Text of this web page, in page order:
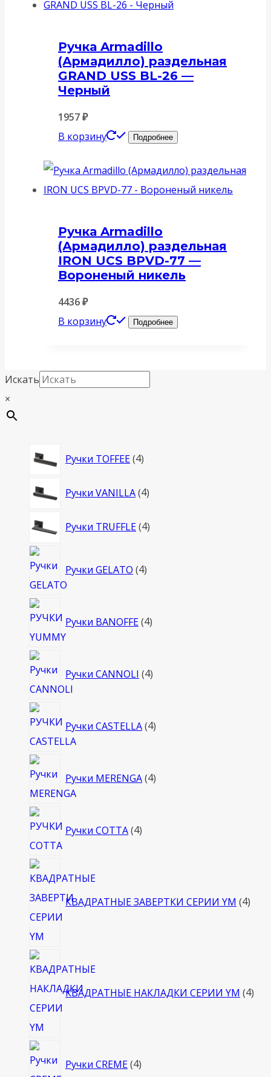
Ручка Armadillo
(Армадилло) раздельная
GRAND USS BL-26 —
Черный
1957₽
В корзину
Подробнее
Ручка Armadillo
(Армадилло) раздельная
IRON UCS BPVD-77 —
Вороненый никель
4436₽
В корзину
Подробнее
Искать
×
Ручки TOFFEE 44
Ручки VANILLA 44
Ручки TRUFFLE 44
Ручки GELATO 4товара
Ручки BANOFFE 4товара
Ручки CANNOLI 4товара
Ручки CASTELLA 4товара
Ручки MERENGA 4товара
Ручки COTTA 4товара
КВАДРАТНЫЕ ЗАВЕРТКИ СЕРИИ YM 4
КВАДРАТНЫЕ НАКЛАДКИ СЕРИИ YM 4
Ручки CREME 4товара